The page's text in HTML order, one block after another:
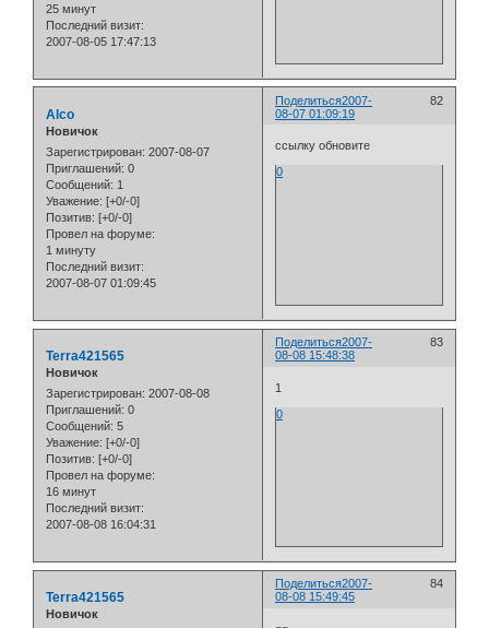
25 минут
Последний визит:
2007-08-05 17:47:13
Поделиться 82
2007-
08-07 01:09:19
Alco
Новичок
Зарегистрирован: 2007-08-07
Приглашений: 0
Сообщений: 1
Уважение: [+0/-0]
Позитив: [+0/-0]
Провел на форуме:
1 минуту
Последний визит:
2007-08-07 01:09:45
ссылку обновите
0
Поделиться 83
2007-
08-08 15:48:38
Terra421565
Новичок
Зарегистрирован: 2007-08-08
Приглашений: 0
Сообщений: 5
Уважение: [+0/-0]
Позитив: [+0/-0]
Провел на форуме:
16 минут
Последний визит:
2007-08-08 16:04:31
1
0
Поделиться 84
2007-
08-08 15:49:45
Terra421565
Новичок